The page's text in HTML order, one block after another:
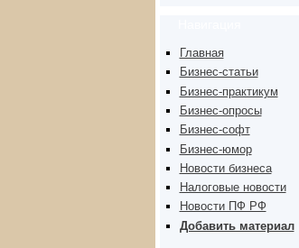
Главная
Бизнес-статьи
Бизнес-практикум
Бизнес-опросы
Бизнес-софт
Бизнес-юмор
Новости бизнеса
Налоговые новости
Новости ПФ РФ
Добавить материал